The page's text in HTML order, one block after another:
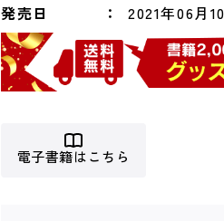
発売日 2021年06月
電子書籍はこちら